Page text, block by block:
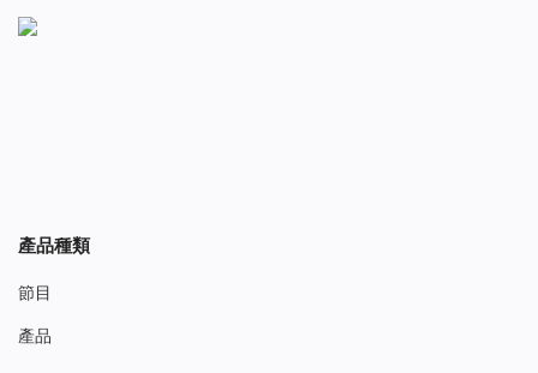
產品種類
節目
產品